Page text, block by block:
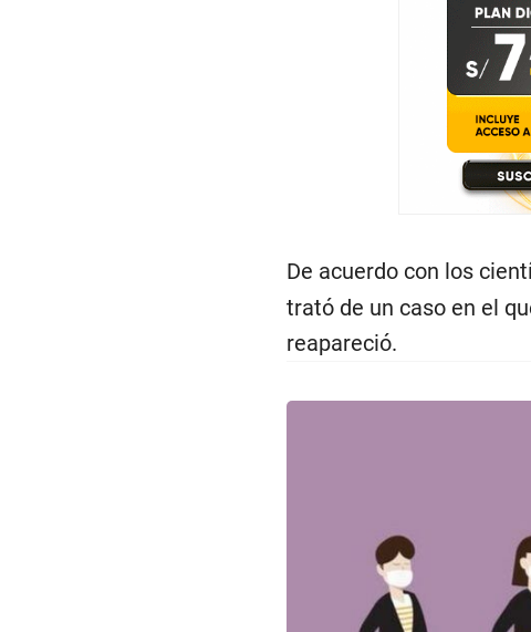
De acuerdo con los
trató de un caso en el
reapareció.